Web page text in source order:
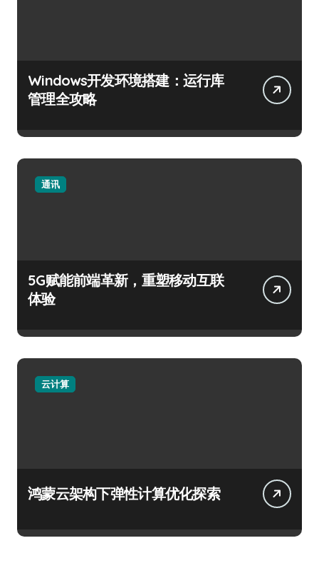
Windows开发环境搭建：运行库
管理全攻略
通讯
5G赋能前端革新，重塑移动互联
体验
云计算
鸿蒙云架构下弹性计算优化探索